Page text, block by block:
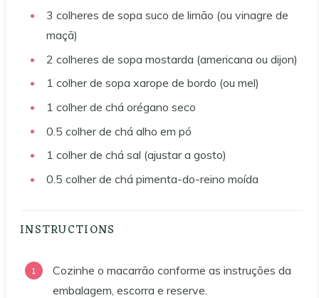
3 colheres de sopa suco de limão (ou vinagre de
maçã)
2 colheres de sopa mostarda (americana ou dijon)
1 colher de sopa xarope de bordo (ou mel)
1 colher de chá orégano seco
0.5 colher de chá alho em pó
1 colher de chá sal (ajustar a gosto)
0.5 colher de chá pimenta-do-reino moída
INSTRUCTIONS
Cozinhe o macarrão conforme as instruções da
embalagem, escorra e reserve.